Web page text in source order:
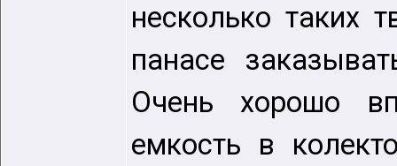
несколько таких
панасе
Очень хорошо
емкость в